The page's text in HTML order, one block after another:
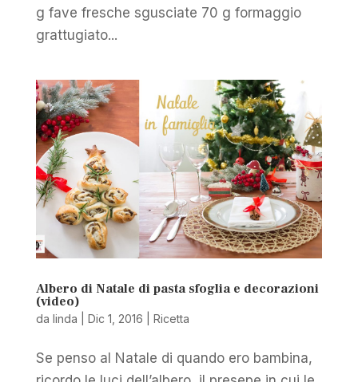
g fave fresche sgusciate 70 g formaggio
grattugiato...
Albero di Natale di pasta sfoglia e decorazioni
(video)
da linda Dic 1, 2016 Ricetta
Se penso al Natale di quando ero bambina,